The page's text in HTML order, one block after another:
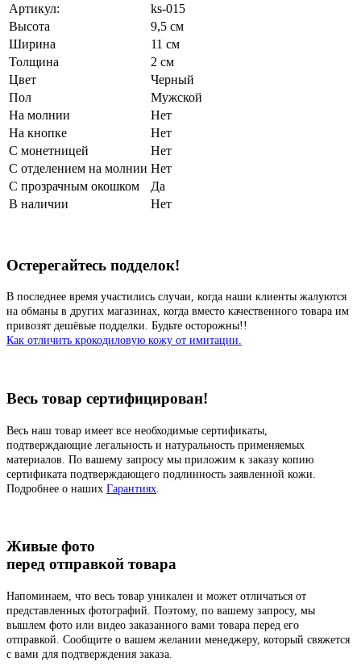
Артикул:
ks-015
Высота
9,5 см
Ширина
11 см
Толщина
2 см
Цвет
Черный
Пол
Мужской
На молнии
Нет
На кнопке
Нет
С монетницей
Нет
С отделением на молнии Нет
С прозрачным окошком
Да
В наличии
Нет
Остерегайтесь подделок!
В последнее время участились случаи, когда наши клиенты жалуются
на обманы в других магазинах, когда вместо качественного товара им
привозят дешёвые подделки. Будьте осторожны!!
Как отличить крокодиловую кожу от имитации.
Весь товар сертифицирован!
Весь наш товар имеет все необходимые сертификаты,
подтверждающие легальность и натуральность применяемых
материалов. По вашему запросу мы приложим к заказу копию
сертификата подтверждающего подлинность заявленной кожи.
Подробнее о наших Гарантиях
Живые фото
перед отправкой товара
Напоминаем, что весь товар уникален и может отличаться от
представленных фотографий. Поэтому, по вашему запросу, мы
вышлем фото или видео заказанного вами товара перед его
отправкой. Сообщите о вашем желании менеджеру, который свяжется
с вами для подтверждения заказа.